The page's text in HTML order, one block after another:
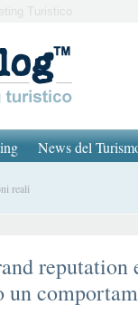
Turistico
News del
reali
un